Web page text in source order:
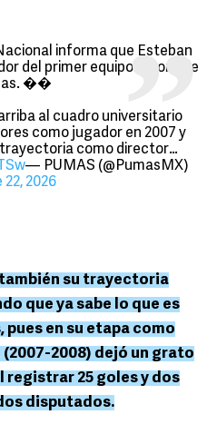
informa que Esteban
del primer equipo varonil de
��
al cuadro universitario
como jugador en 2007 y
trayectoria como director…
— PUMAS (@PumasMX)
22, 2026
su trayectoria
que ya sabe lo que es
en su etapa como
2008) dejó un grato
registrar 25 goles y dos
disputados.